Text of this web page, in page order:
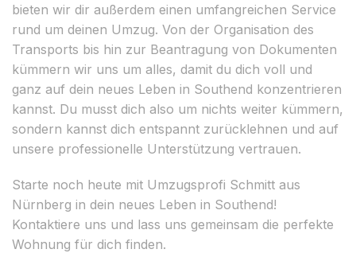
bieten wir dir außerdem einen umfangreichen Service
rund um deinen Umzug. Von der Organisation des
Transports bis hin zur Beantragung von Dokumenten
kümmern wir uns um alles, damit du dich voll und
ganz auf dein neues Leben in Southend konzentrieren
kannst. Du musst dich also um nichts weiter kümmern,
sondern kannst dich entspannt zurücklehnen und auf
unsere professionelle Unterstützung vertrauen.
Starte noch heute mit Umzugsprofi Schmitt aus
Nürnberg in dein neues Leben in Southend!
Kontaktiere uns und lass uns gemeinsam die perfekte
Wohnung für dich finden.